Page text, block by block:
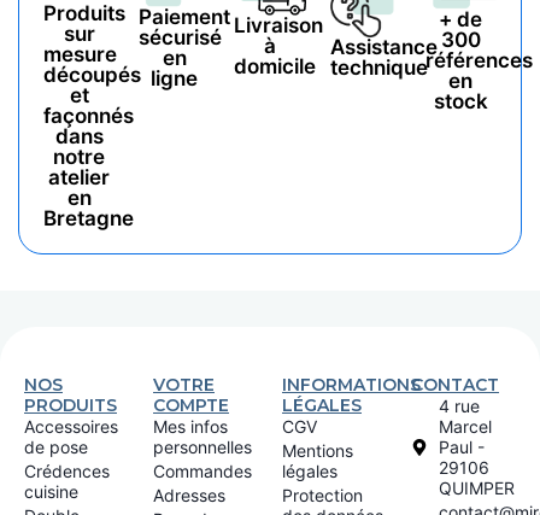
Produits
sur
mesure
découpés
et
façonnés
dans
notre
atelier
en
Bretagne
Paiement
sécurisé
en
ligne
Livraison
à
domicile
Assistance
technique
+ de
300
références
en
stock
NOS
PRODUITS
Accessoires
de pose
Crédences
cuisine
VOTRE
COMPTE
Mes infos
personnelles
Commandes
Adresses
INFORMATIONS
LÉGALES
CGV
Mentions
légales
Protection
CONTACT
4 rue
Marcel
Paul -
29106
QUIMPER